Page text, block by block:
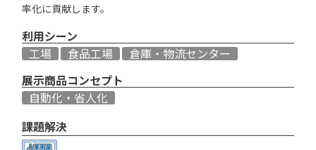
率化に貢献します。
利用シーン
工場
食品工場
倉庫・物流センター
展示商品コンセプト
自動化・省人化
課題解決